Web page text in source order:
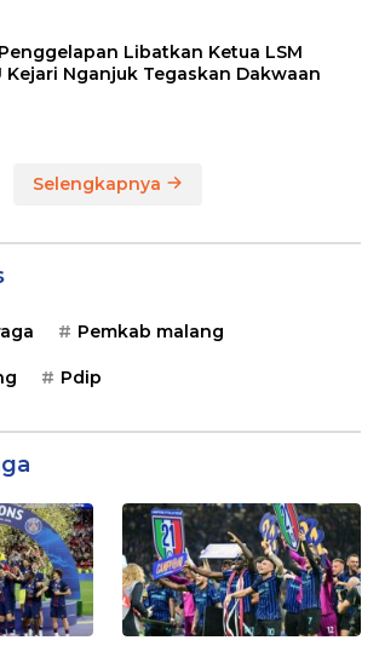
Libatkan Ketua LSM
Kejari Nganjuk Tegaskan Dakwaan
Selengkapnya
Pemkab malang
Pdip